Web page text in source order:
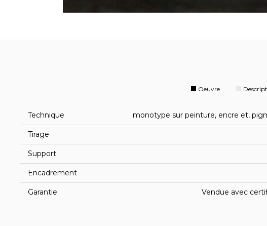
Oeuvre
Technique monotype sur peinture, encre et,
Tirage
Support
Encadrement
Garantie Vendue avec